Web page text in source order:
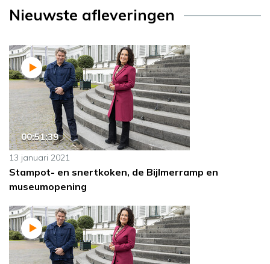
Nieuwste afleveringen
00:51:39
13 januari 2021
Stampot- en snertkoken, de Bijlmerramp en
museumopening